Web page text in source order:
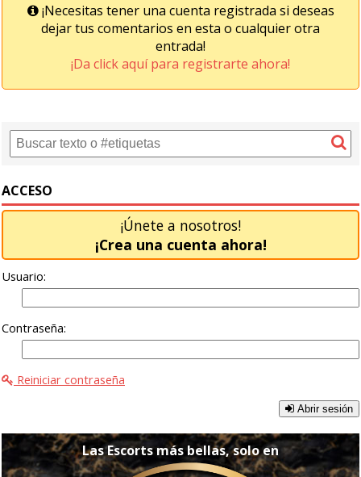
¡Necesitas tener una cuenta registrada si deseas
dejar tus comentarios en esta o cualquier otra
entrada!
¡Da click aquí para registrarte ahora!
ACCESO
¡Únete a nosotros!
¡Crea una cuenta ahora!
Usuario:
Contraseña:
Reiniciar contraseña
Abrir sesión
Las Escorts más bellas, solo en